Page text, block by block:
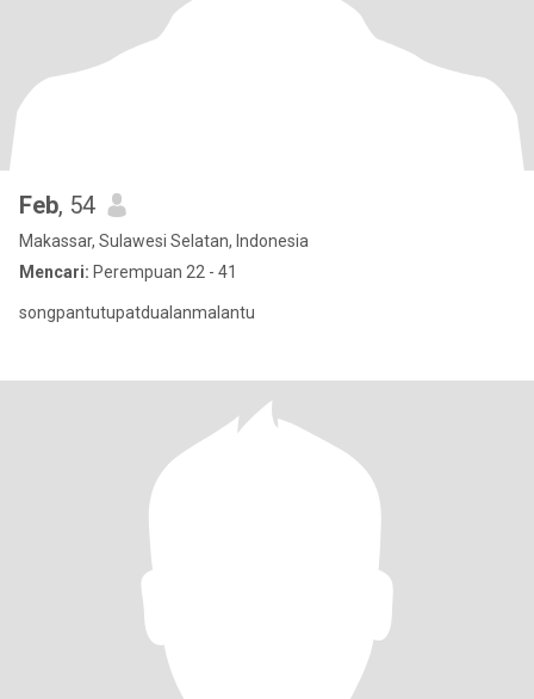
Feb, 54
Makassar, Sulawesi Selatan, Indonesia
Mencari: Perempuan 22 - 41
songpantutupatdualanmalantu